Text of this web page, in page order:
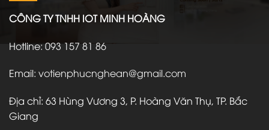
CÔNG TY TNHH IOT MINH HOÀNG
Hotline:093 157 81 86
Email: votienphucnghean@gmail.com
Địa chỉ: 63 Hùng Vương 3, P. Hoàng Văn Thụ, TP. Bắc
Giang